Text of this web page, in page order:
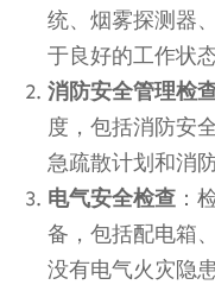
统、烟雾探测器
于良好的工作状态
消防安全管理检
度，包括消防安
急疏散计划和消
电气安全检查 ：
备，包括配电箱
没有电气火灾隐患